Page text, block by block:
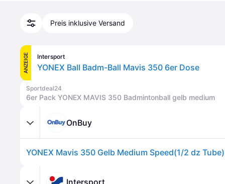
Preis inklusive Versand
ANZEIGE Intersport
YONEX Ball Badm-Ball Mavis 350 6er Dose
Sportdeal24
6er Pack YONEX MAVIS 350 Badmintonball gelb medium
OnBuy
YONEX Mavis 350 Gelb Medium Speed(1/2 dz Tube)
Intersport